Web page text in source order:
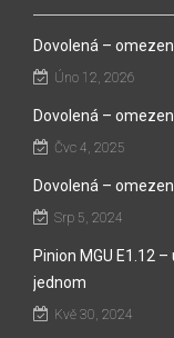
Dovolená –
Úno 12, 2026
Dovolená –
Čvc 4, 2025
Dovolená –
Srp 5, 2024
Pinion MGU E1.12
jednom
Kvě 30, 2024